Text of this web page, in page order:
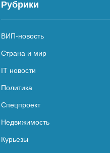
Рубрики
ВИП-новость
Страна и мир
IT новости
Политика
Спецпроект
Недвижимость
Курьезы